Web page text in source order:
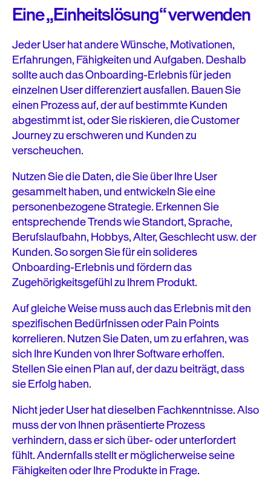
Eine „Einheitslösung“ verwenden
Jeder User hat andere Wünsche, Motivationen,
Erfahrungen, Fähigkeiten und Aufgaben. Deshalb
sollte auch das Onboarding-Erlebnis für jeden
einzelnen User differenziert ausfallen. Bauen Sie
einen Prozess auf, der auf bestimmte Kunden
abgestimmt ist, oder Sie riskieren, die Customer
Journey zu erschweren und Kunden zu
verscheuchen.
Nutzen Sie die Daten, die Sie über Ihre User
gesammelt haben, und entwickeln Sie eine
personenbezogene Strategie. Erkennen Sie
entsprechende Trends wie Standort, Sprache,
Berufslaufbahn, Hobbys, Alter, Geschlecht usw. der
Kunden. So sorgen Sie für ein solideres
Onboarding-Erlebnis und fördern das
Zugehörigkeitsgefühl zu Ihrem Produkt.
Auf gleiche Weise muss auch das Erlebnis mit den
spezifischen Bedürfnissen oder Pain Points
korrelieren. Nutzen Sie Daten, um zu erfahren, was
sich Ihre Kunden von Ihrer Software erhoffen.
Stellen Sie einen Plan auf, der dazu beiträgt, dass
sie Erfolg haben.
Nicht jeder User hat dieselben Fachkenntnisse. Also
muss der von Ihnen präsentierte Prozess
verhindern, dass er sich über- oder unterfordert
fühlt. Andernfalls stellt er möglicherweise seine
Fähigkeiten oder Ihre Produkte in Frage.